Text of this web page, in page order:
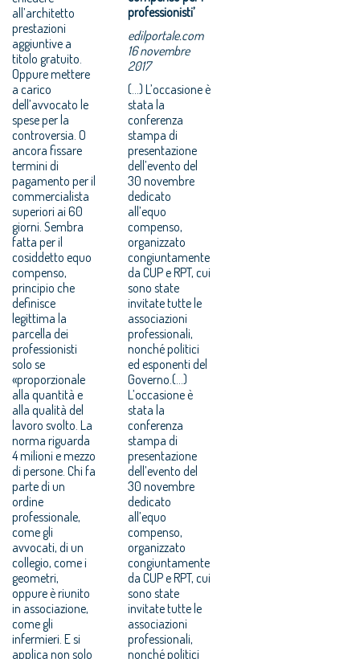
all’architetto
prestazioni
aggiuntive a
titolo gratuito.
Oppure mettere
a carico
dell’avvocato le
spese per la
controversia. O
ancora fissare
termini di
pagamento per il
commercialista
superiori ai 60
giorni. Sembra
fatta per il
cosiddetto equo
compenso,
principio che
definisce
legittima la
parcella dei
professionisti
solo se
«proporzionale
alla quantità e
alla qualità del
lavoro svolto. La
norma riguarda
4 milioni e mezzo
di persone. Chi fa
parte di un
ordine
professionale,
come gli
avvocati, di un
collegio, come i
geometri,
oppure è riunito
in associazione,
come gli
infermieri. E si
applica non solo
professionisti’
edilportale.com
16 novembre
2017
(...) L’occasione è
stata la
conferenza
stampa di
presentazione
dell’evento del
30 novembre
dedicato
all’equo
compenso,
organizzato
congiuntamente
da CUP e RPT, cui
sono state
invitate tutte le
associazioni
professionali,
nonché politici
ed esponenti del
Governo.(...)
L’occasione è
stata la
conferenza
stampa di
presentazione
dell’evento del
30 novembre
dedicato
all’equo
compenso,
organizzato
congiuntamente
da CUP e RPT, cui
sono state
invitate tutte le
associazioni
professionali,
nonché politici